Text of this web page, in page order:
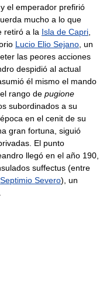
el emperador prefirió
mucho a lo que
retiró a la Isla de Capri
Lucio Elio Sejano , un
las peores acciones
despidió al actual
él mismo el mando
rango de pugione
subordinados a su
en el cenit de su
gran fortuna, siguió
El punto
llegó en el año 190,
suffectus (entre
Septimio Severo), un